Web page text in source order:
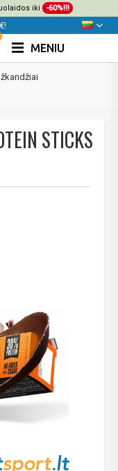
iki -60%!!!
MENIU
STICKS